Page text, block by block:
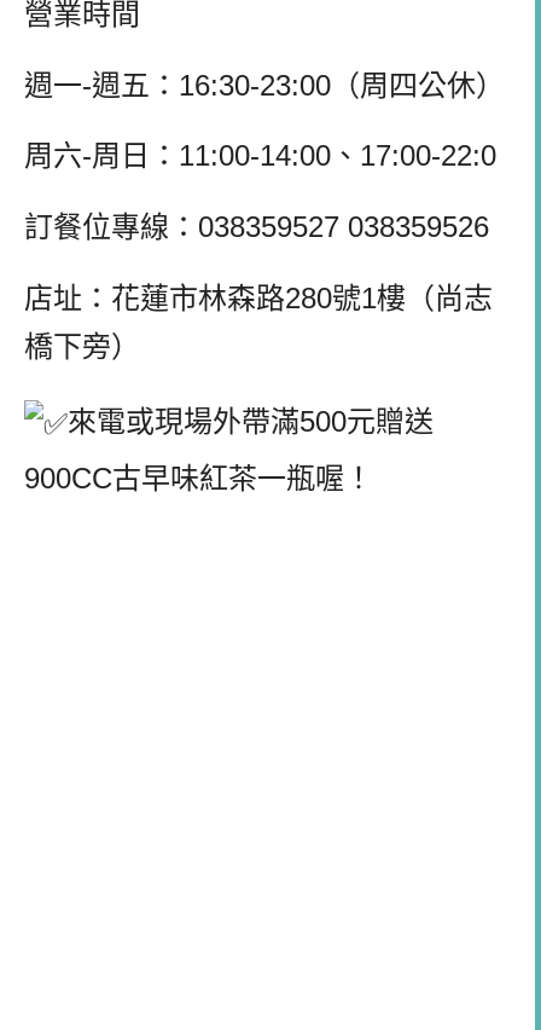
營業時間
週一-週五：16:30-23:00（周四公休）
周六-周日：11:00-14:00、17:00-22:0
訂餐位專線：038359527 038359526
店址：花蓮市林森路280號1樓（尚志
橋下旁）
來電或現場外帶滿500元贈送
900CC古早味紅茶一瓶喔！